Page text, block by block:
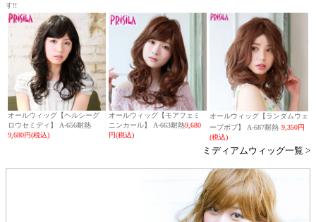
す!!
オールウィッグ【ヘルシーグ
ロウセミディ】 A-656耐熱
9,680円(税込)
オールウィッグ【モアフェミ
ニンカール】 A-663耐熱9,680
円(税込)
オールウィッグ【ランダムウェ
ーブボブ】 A-687耐熱 9,350円
(税込)
ミディアムウィッグ一覧 >